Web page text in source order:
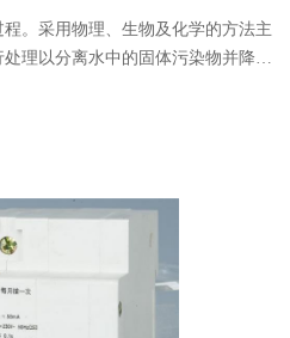
。采用物理、生物及化学的方法主
理以分离水中的固体污染物并降低
环境安全的液体废物流（或经处理
，一部分含有有机污染物和富营养
行二次处理来减少有机污染物排放